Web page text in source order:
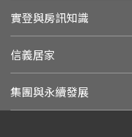
實登與房訊知識
信義居家
集團與永續發展